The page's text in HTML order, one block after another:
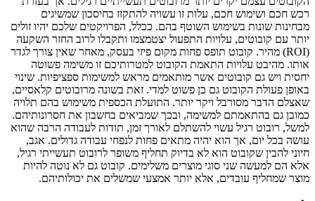
רכש חכם ושימוש חכם, עלות זו עשויה להתקזז בחיסכון שמשיגים
מבחינות שונות בשימוש השוטף בהם. ככלל, הפרויקטים שלכם יהיו זולים
יותר עם קובוטים, עלויות התפעול יצטמצמו ותקבלו לרוב החזר השקעה
(ROI) מהיר. קובוט תופס פחות מקום פיזי בעסק, מאחר שאין צורך לגדר
אותו. מהיבט עלויות התאמת הקובוט למטרותיכם זו משימה פשוטה
יחסית ויש גם קובוטים אשר מותאמים מראש למשימות ספציפיות. שינוי
באופן פעולת הקובוט גם כן פשוט למדי. זאת בשונה מרובוטים קלאסיים,
שאצלם הדבר מסורבל ויקר יותר. התועלת הכספית משימוש בהם תלויה
כמובן גם בהתאמתם למשימה, ובכך שמביאים בחשבון את חסרונותיהם.
למשל, רובוט רגיל עשוי להשתלם לאורך זמן, תודות לעבודה הרבה שהוא
עושה בכל יום, אך הוא יהיה מתאים פחות לנפחי עבודה גדולים. אגב,
חיוני להבין שקובוט הוא לא בדיוק תחליף משופר לרובוט תעשייתי רגיל,
אלא הם למעשה שני סוגי מוצרים משלימים. קובוט גם לא נוטה להיות
מוצר שמחליף עובדים, אלא יותר אמצעי שמשלים את יכולותיהם.